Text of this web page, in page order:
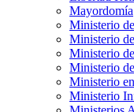
Mayordomía
Ministerio
Ministerio
Ministerio
Ministerio
Ministerio
Ministerio